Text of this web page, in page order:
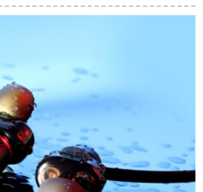
スが取れます。
クの黒